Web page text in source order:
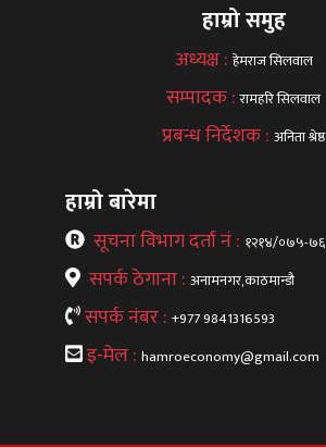
हाम्रो समुह
अध्यक्ष : हेमराज सिलवाल
सम्पादक :रामहरि सिलवाल
प्रबन्ध निर्देशक : अनिता श्रेष्ठ
हाम्रो बारेमा
सूचना विभाग दर्ता नं : १२१४/०७५-७६
सपर्क ठेगाना : अनामनगर,काठमान्डौ
सपर्क नंबर : +977 9841316593
इ-मेल : hamroeconomy@gmail.com